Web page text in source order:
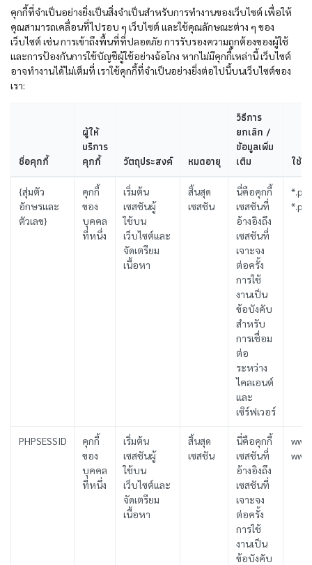
คุกกี้ที่จำเป็นอย่างยิ่งเป็นสิ่งจำเป็นสำหรับการทำงานของเว็บไซต์ เพื่อให้
คุณสามารถเคลื่อนที่ไปรอบ ๆ เว็บไซต์ และใช้คุณลักษณะต่าง ๆ ของ
เว็บไซต์ เช่น การเข้าถึงพื้นที่ที่ปลอดภัย การรับรองความถูกต้องของผู้ใช้
และการป้องกันการใช้บัญชีผู้ใช้อย่างฉ้อโกง หากไม่มีคุกกี้เหล่านี้ เว็บไซต์
อาจทำงานได้ไม่เต็มที่ เราใช้คุกกี้ที่จำเป็นอย่างยิ่งต่อไปนี้บนเว็บไซต์ของ
เรา:
ชื่อคุกกี้
ผู้ให้
บริการ
คุกกี้
วัตถุประสงค์ หมดอายุ
วิธีการ
ยกเลิก /
ข้อมูลเพิ่ม
เติม
ใช้
{สุ่มตัว
อักษรและ
ตัวเลข}
คุกกี้
ของ
บุคคล
ที่หนึ่ง
เริ่มต้น
เซสชันผู้
ใช้บน
เว็บไซต์และ
จัดเตรียม
เนื้อหา
สิ้นสุด
เซสชัน
นี่คือคุกกี้
เซสชันที่
อ้างอิงถึง
เซสชันที่
เจาะจง
ต่อครั้ง
การใช้
งานเป็น
ข้อบังคับ
สำหรับ
การเชื่อม
ต่อ
ระหว่าง
ไคลเอนต์
และ
เซิร์ฟเวอร์
PHPSESSID
คุกกี้
ของ
บุคคล
ที่หนึ่ง
เริ่มต้น
เซสชันผู้
ใช้บน
เว็บไซต์และ
จัดเตรียม
เนื้อหา
สิ้นสุด
เซสชัน
นี่คือคุกกี้
เซสชันที่
อ้างอิงถึง
เซสชันที่
เจาะจง
ต่อครั้ง
การใช้
งานเป็น
ข้อบังคับ